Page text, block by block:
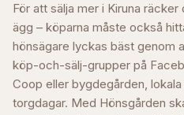
För att sälja mer i Kiruna
ägg – köparna måste också
hönsägare lyckas bäst genom
köp-och-sälj-grupper på
Coop eller bygdegården,
torgdagar. Med Hönsgården